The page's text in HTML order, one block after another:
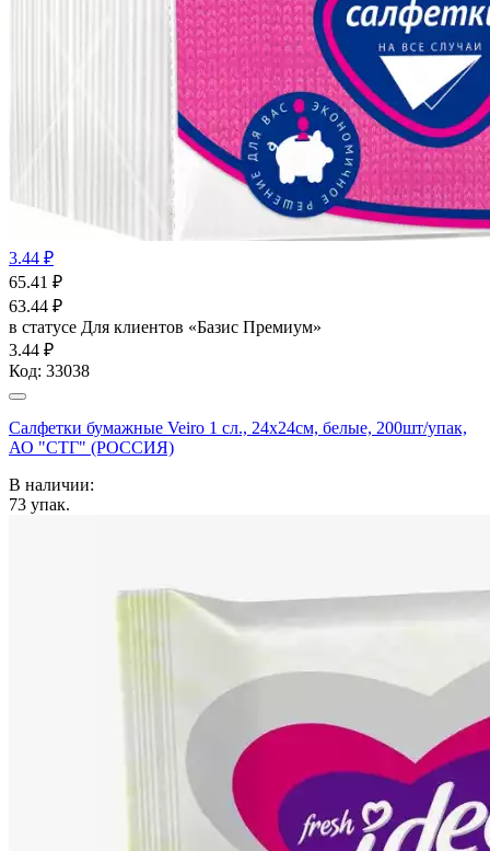
3.44 ₽
65.41 ₽
63.44 ₽
в статусе Для клиентов «Базис Премиум»
3.44 ₽
Код: 33038
Салфетки бумажные Veiro 1 сл., 24х24см, белые, 200шт/упак,
АО "СТГ" (РОССИЯ)
В наличии:
73 упак.